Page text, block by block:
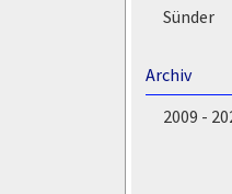
Sünder
Archiv
2009 -